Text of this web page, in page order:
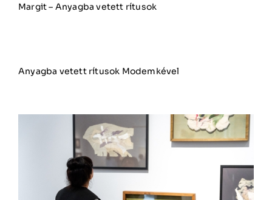
Margit – Anyagba vetett rítusok
Anyagba vetett rítusok Modemkével